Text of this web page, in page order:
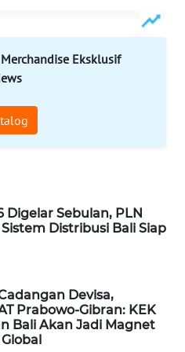
Eksklusif
Digelar Sebulan, PLN
Distribusi Bali Siap
Devisa,
Prabowo-Gibran: KEK
Bali Akan Jadi Magnet